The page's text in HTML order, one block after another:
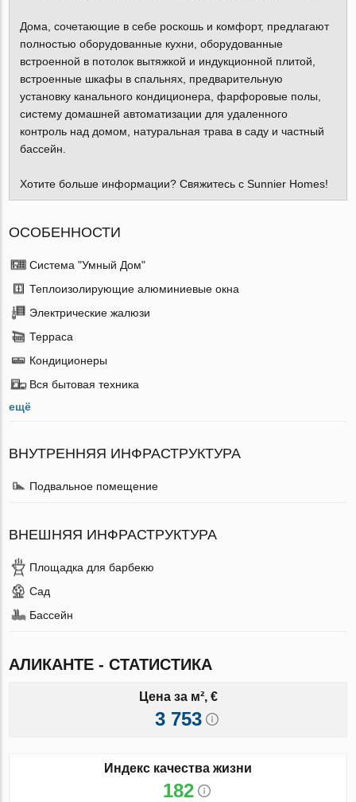
Дома, сочетающие в себе роскошь и комфорт, предлагают
полностью оборудованные кухни, оборудованные
встроенной в потолок вытяжкой и индукционной плитой,
встроенные шкафы в спальнях, предварительную
установку канального кондиционера, фарфоровые полы,
систему домашней автоматизации для удаленного
контроль над домом, натуральная трава в саду и частный
бассейн.
Хотите больше информации? Свяжитесь с Sunnier Homes!
ОСОБЕННОСТИ
Система "Умный Дом"
Теплоизолирующие алюминиевые окна
Электрические жалюзи
Терраса
Кондиционеры
Вся бытовая техника
ещё
ВНУТРЕННЯЯ ИНФРАСТРУКТУРА
Подвальное помещение
ВНЕШНЯЯ ИНФРАСТРУКТУРА
Площадка для барбекю
Сад
Бассейн
АЛИКАНТЕ - СТАТИСТИКА
Цена за м², €
3 753
Индекс качества жизни
182